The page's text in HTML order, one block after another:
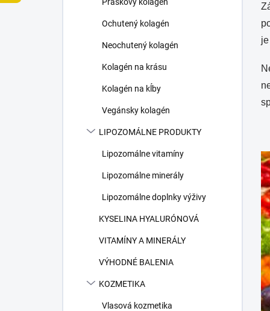
Ochutený kolagén
Neochutený kolagén
Kolagén na krásu
Kolagén na kĺby
Vegánsky kolagén
LIPOZOMÁLNE PRODUKTY
Lipozomálne vitamíny
Lipozomálne minerály
Lipozomálne doplnky výživy
KYSELINA HYALURÓNOVÁ
VITAMÍNY A MINERÁLY
VÝHODNÉ BALENIA
KOZMETIKA
Vlasová kozmetika